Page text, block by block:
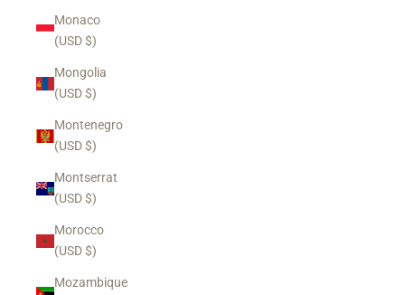
Monaco
(USD $)
Mongolia
(USD $)
Montenegro
(USD $)
Montserrat
(USD $)
Morocco
(USD $)
Mozambique